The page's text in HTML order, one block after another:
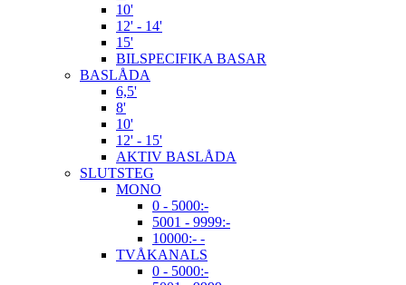
10'
12' - 14'
15'
BILSPECIFIKA BASAR
BASLÅDA
6,5'
8'
10'
12' - 15'
AKTIV BASLÅDA
SLUTSTEG
MONO
0 - 5000:-
5001 - 9999:-
10000:- -
TVÅKANALS
0 - 5000:-